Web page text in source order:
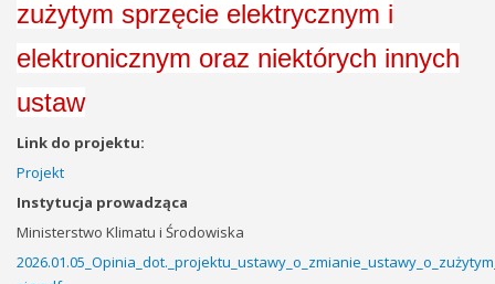
zużytym sprzęcie elektrycznym i
elektronicznym oraz niektórych innych
ustaw
Link do projektu:
Projekt
Instytucja prowadząca
Ministerstwo Klimatu i Środowiska